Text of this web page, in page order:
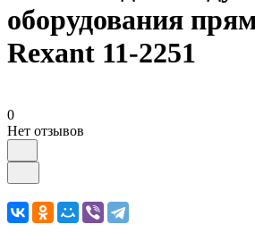
оборудования
Rexant 11-2251
0
Нет отзывов